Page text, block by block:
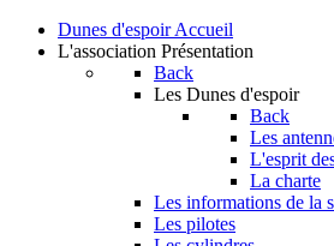
Dunes d'espoir Accueil
L'association Présentation
Back
Les Dunes d'espoir
Back
Les
L'esprit
La charte
Les informations de la
Les pilotes